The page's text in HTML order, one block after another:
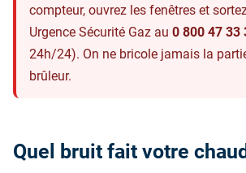
compteur, ouvrez les fenêtres et
Urgence Sécurité Gaz au 0 800 47 33
24h/24). On ne bricole jamais la
brûleur.
Quel bruit fait votre